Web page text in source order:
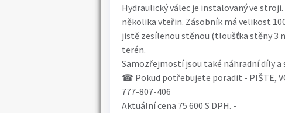
Hydraulický válec je instalovaný ve
několika vteřin. Zásobník má velikost
jistě zesílenou stěnou (tloušťka stěny 3
terén.
Samozřejmostí jsou také náhradní díly a
☎ Pokud potřebujete poradit - PIŠTE,
777-807-406
Aktuální cena 75 600 S DPH. -